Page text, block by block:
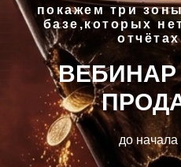
покажем три
базе,которых
до начала